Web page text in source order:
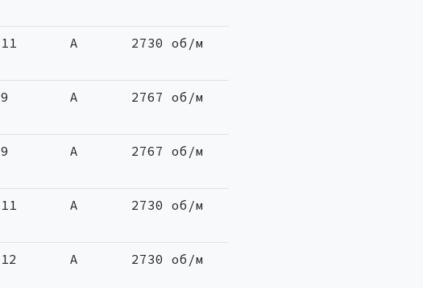
11 A 2730 об/м
9 A 2767 об/м
9 A 2767 об/м
11 A 2730 об/м
12 A 2730 об/м